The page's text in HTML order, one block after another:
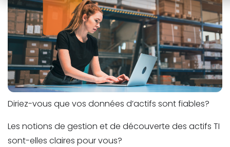
Diriez-vous que vos données d’actifs sont fiables?
Les notions de gestion et de découverte des actifs TI
sont-elles claires pour vous?